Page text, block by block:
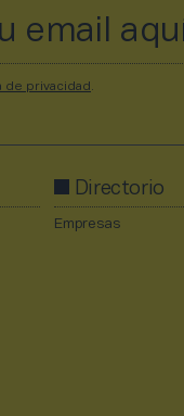
de privacidad
Directorio
Empresas